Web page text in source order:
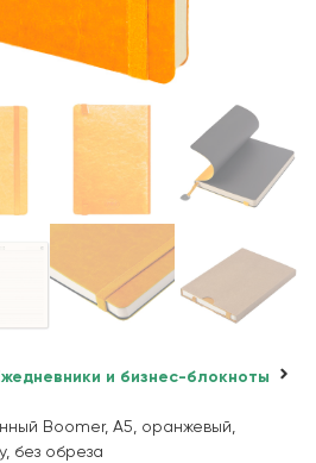
и бизнес-блокноты
Boomer, А5, оранжевый,
без обреза